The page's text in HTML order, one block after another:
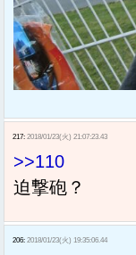
217: 2018/01/23(火) 21:07:23.43
>>110
迫撃砲？
206: 2018/01/23(火) 19:35:06.44